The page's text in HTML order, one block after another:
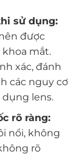
sử dụng:
được
khoa mắt.
xác, đánh
các nguy cơ
lens.
rõ ràng:
nổi, không
rõ